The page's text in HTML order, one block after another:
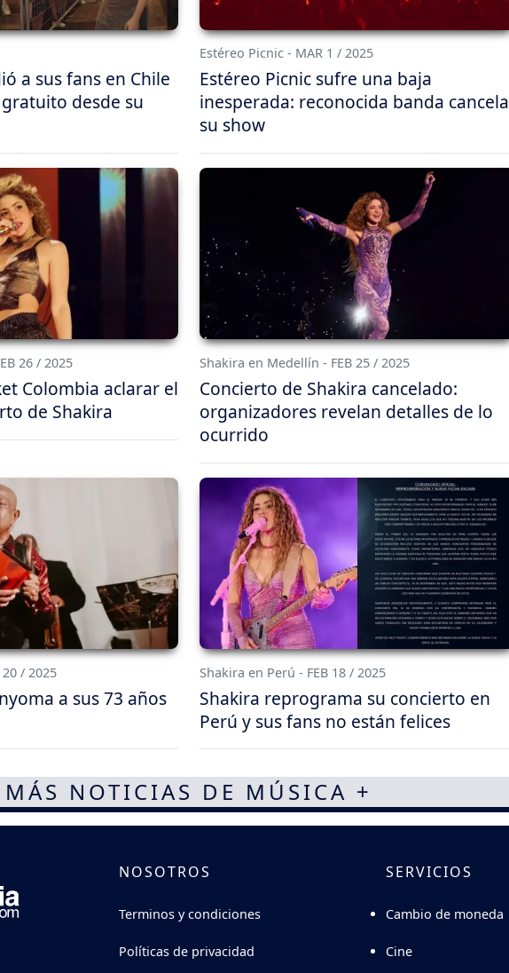
a sus fans en Chile
desde su
Estéreo Picnic - MAR 1 / 2025
Estéreo Picnic sufre una baja
inesperada: reconocida banda cancela
su show
26 / 2025
Colombia aclarar el
de Shakira
Shakira en Medellín - FEB 25 / 2025
Concierto de Shakira cancelado:
organizadores revelan detalles de lo
ocurrido
/ 2025
a sus 73 años
Shakira en Perú - FEB 18 / 2025
Shakira reprograma su concierto en
Perú y sus fans no están felices
MÁS NOTICIAS DE MÚSICA +
NOSOTROS
Terminos y condiciones
Políticas de privacidad
SERVICIOS
Cambio de moneda
Cine